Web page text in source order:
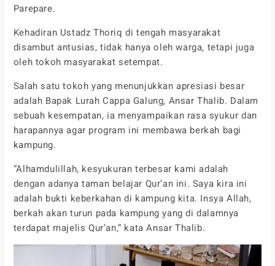
Parepare.
Kehadiran Ustadz Thoriq di tengah masyarakat
disambut antusias, tidak hanya oleh warga, tetapi juga
oleh tokoh masyarakat setempat.
Salah satu tokoh yang menunjukkan apresiasi besar
adalah Bapak Lurah Cappa Galung, Ansar Thalib. Dalam
sebuah kesempatan, ia menyampaikan rasa syukur dan
harapannya agar program ini membawa berkah bagi
kampung.
“Alhamdulillah, kesyukuran terbesar kami adalah
dengan adanya taman belajar Qur’an ini. Saya kira ini
adalah bukti keberkahan di kampung kita. Insya Allah,
berkah akan turun pada kampung yang di dalamnya
terdapat majelis Qur’an,” kata Ansar Thalib.